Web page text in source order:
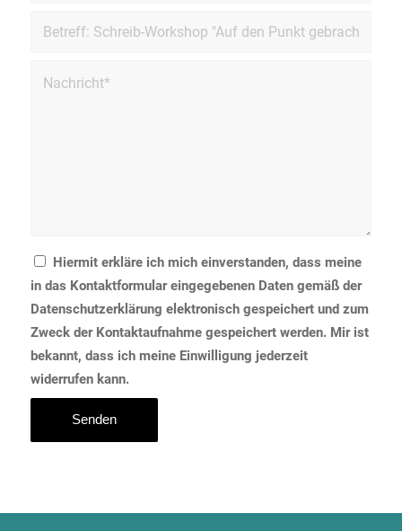
Hiermit erkläre ich mich einverstanden, dass meine
in das Kontaktformular eingegebenen Daten gemäß der
Datenschutzerklärung elektronisch gespeichert und zum
Zweck der Kontaktaufnahme gespeichert werden. Mir ist
bekannt, dass ich meine Einwilligung jederzeit
widerrufen kann.